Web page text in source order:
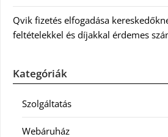
Qvik fizetés elfogadása
feltételekkel és díjakkal érdemes
Kategóriák
Szolgáltatás
Webáruház